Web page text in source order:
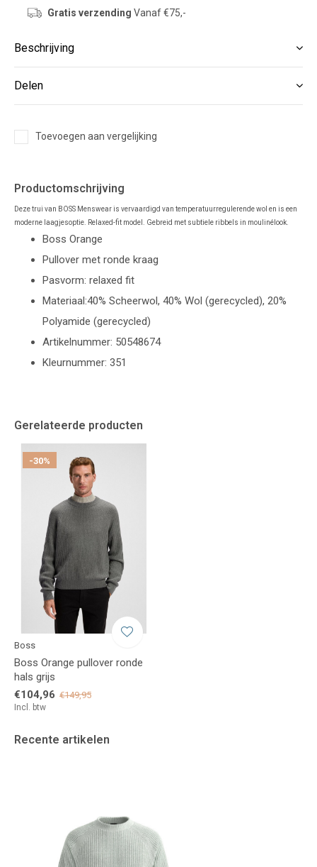
Gratis verzending Vanaf €75,-
Beschrijving
Delen
Toevoegen aan vergelijking
Productomschrijving
Deze trui van BOSS Menswear is vervaardigd van temperatuurregulerende wol en is een
moderne laagjesoptie. Relaxed-fit model. Gebreid met subtiele ribbels in moulinélook.
Boss Orange
Pullover met ronde kraag
Pasvorm: relaxed fit
Materiaal:40% Scheerwol, 40% Wol (gerecycled), 20%
Polyamide (gerecycled)
Artikelnummer: 50548674
Kleurnummer: 351
Gerelateerde producten
-30%
Boss
Boss Orange pullover ronde
hals grijs
€104,96 €149,95
Incl. btw
Recente artikelen